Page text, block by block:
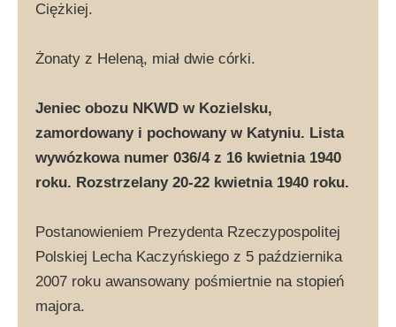
Ciężkiej.
Żonaty z Heleną, miał dwie córki.
Jeniec obozu NKWD w Kozielsku,
zamordowany i pochowany w Katyniu. Lista
wywózkowa numer 036/4 z 16 kwietnia 1940
roku. Rozstrzelany 20-22 kwietnia 1940 roku.
Postanowieniem Prezydenta Rzeczypospolitej
Polskiej Lecha Kaczyńskiego z 5 października
2007 roku awansowany pośmiertnie na stopień
majora.